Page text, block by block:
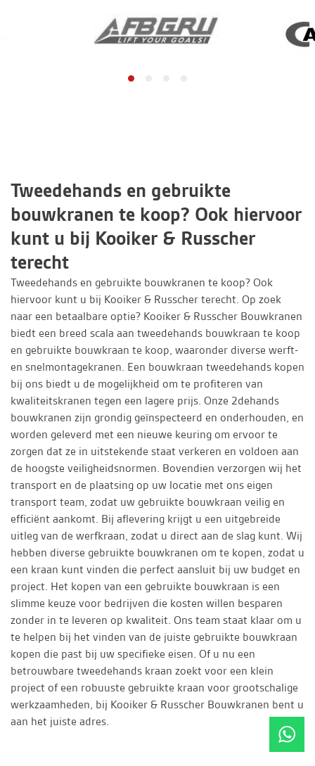
Tweedehands en gebruikte
bouwkranen te koop? Ook hiervoor
kunt u bij Kooiker & Russcher
terecht
Tweedehands en gebruikte bouwkranen te koop? Ook
hiervoor kunt u bij Kooiker & Russcher terecht. Op zoek
naar een betaalbare optie? Kooiker & Russcher Bouwkranen
biedt een breed scala aan tweedehands bouwkraan te koop
en gebruikte bouwkraan te koop, waaronder diverse werft-
en snelmontagekranen. Een bouwkraan tweedehands kopen
bij ons biedt u de mogelijkheid om te profiteren van
kwaliteitskranen tegen een lagere prijs. Onze 2dehands
bouwkranen zijn grondig geïnspecteerd en onderhouden, en
worden geleverd met een nieuwe keuring om ervoor te
zorgen dat ze in uitstekende staat verkeren en voldoen aan
de hoogste veiligheidsnormen. Bovendien verzorgen wij het
transport en de plaatsing op uw locatie met ons eigen
transport team, zodat uw gebruikte bouwkraan veilig en
efficiënt aankomt. Bij aflevering krijgt u een uitgebreide
uitleg van de werfkraan, zodat u direct aan de slag kunt. Wij
hebben diverse gebruikte bouwkranen om te kopen, zodat u
een kraan kunt vinden die perfect aansluit bij uw budget en
project. Het kopen van een gebruikte bouwkraan is een
slimme keuze voor bedrijven die kosten willen besparen
zonder in te leveren op kwaliteit. Ons team staat klaar om u
te helpen bij het vinden van de juiste gebruikte bouwkraan
kopen die past bij uw specifieke eisen. Of u nu een
betrouwbare tweedehands kraan zoekt voor een klein
project of een robuuste gebruikte kraan voor grootschalige
werkzaamheden, bij Kooiker & Russcher Bouwkranen bent u
aan het juiste adres.